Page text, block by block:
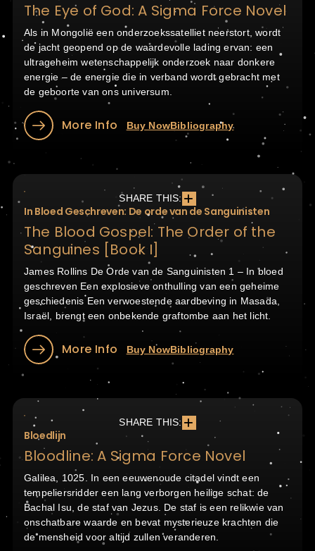
The Eye of God: A Sigma Force Novel
Als in Mongolië een onderzoekssatelliet neerstort, wordt
de jacht geopend op de waardevolle lading ervan: een
ultrageheim wetenschappelijk onderzoek naar donkere
energie – de energie die in verband wordt gebracht met
de geboorte van ons universum.
More Info Buy NowBibliography
SHARE THIS:
In Bloed Geschreven: De orde van de Sanguinisten
The Blood Gospel: The Order of the
Sanguines [Book I]
James Rollins De Orde van de Sanguinisten 1 – In bloed
geschreven Een explosieve onthulling van een geheime
geschiedenis Een verwoestende aardbeving in Masada,
Israël, brengt een onbekende graftombe aan het licht.
More Info Buy NowBibliography
SHARE THIS:
Bloedlijn
Bloodline: A Sigma Force Novel
Galilea, 1025. In een eeuwenoude citadel vindt een
tempeliersridder een lang verborgen heilige schat: de
Bachal Isu, de staf van Jezus. De staf is een relikwie van
onschatbare waarde en bevat mysterieuze krachten die
de mensheid voor altijd zullen veranderen.